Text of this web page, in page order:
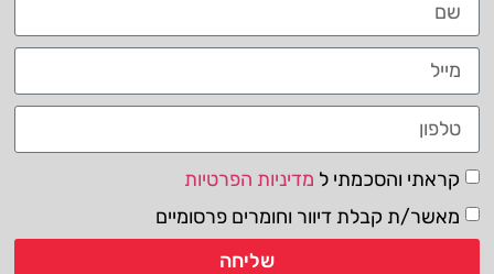
קראתי והסכמתי ל מדיניות הפרטיות
מאשר/ת קבלת דיוור וחומרים פרסומיים
שליחה